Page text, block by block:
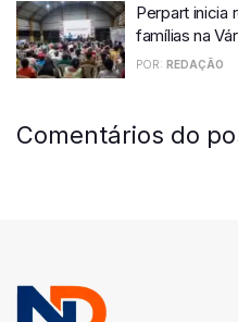
Perpart inicia
famílias na
POR: REDAÇÃO
Comentários do